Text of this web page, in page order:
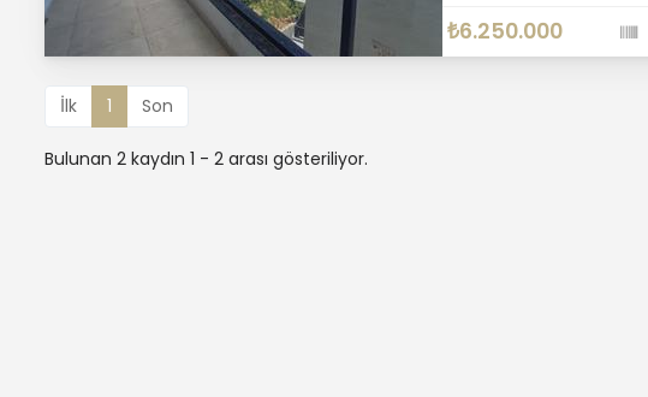
₺6.250.000
İlk 1 Son
Bulunan 2 kaydın 1 - 2 arası gösteriliyor.